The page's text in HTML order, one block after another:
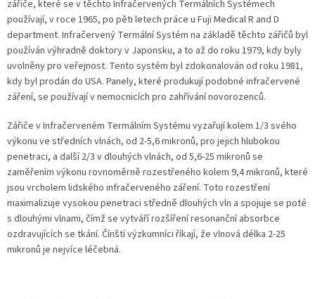
zářiče, které se v těchto Infračervených Termálních Systémech
používají, v roce 1965, po pěti letech práce u Fuji Medical R and D
department. Infračervený Termální Systém na základě těchto zářičů byl
používán výhradně doktory v Japonsku, a to až do roku 1979, kdy byly
uvolněny pro veřejnost. Tento systém byl zdokonalován od roku 1981,
kdy byl prodán do USA. Panely, které produkují podobné infračervené
záření, se používají v nemocnicích pro zahřívání novorozenců.
Zářiče v Infračerveném Termálním Systému vyzařují kolem 1/3 svého
výkonu ve středních vlnách, od 2-5,6 mikronů, pro jejich hlubokou
penetraci, a další 2/3 v dlouhých vlnách, od 5,6-25 mikronů se
zaměřením výkonu rovnoměrně rozestřeného kolem 9,4 mikronů, které
jsou vrcholem lidského infračerveného záření. Toto rozestření
maximalizuje vysokou penetraci středně dlouhých vln a spojuje se poté
s dlouhými vlnami, čímž se vytváří rozšíření resonanční absorbce
ozdravujících se tkání. Čínští výzkumníci říkají, že vlnová délka 2-25
mikronů je nejvíce léčebná.